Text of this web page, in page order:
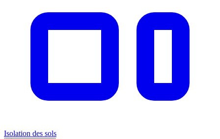
Isolation des sols